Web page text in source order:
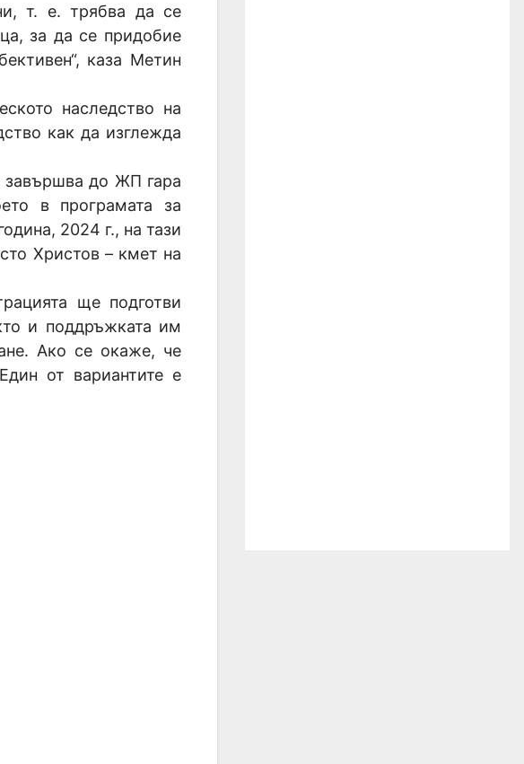
т. е. трябва да се
за да се придобие
каза Метин
наследство на
как да изглежда
завършва до ЖП гара
в програмата за
2024 г., на тази
Христов – кмет на
ще подготви
и поддръжката им
Ако се окаже, че
от вариантите е